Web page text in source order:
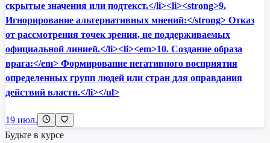
скрытые значения или подтекст.</li><li><strong>9.
Игнорирование альтернативных мнений:</strong> Отказ
от рассмотрения точек зрения, не поддерживаемых
официальной линией.</li><li><em>10. Создание образа
врага:</em> Формирование негативного восприятия
определенных групп людей или стран для оправдания
действий власти.</li></ul>
19 июл.
Будьте в курсе